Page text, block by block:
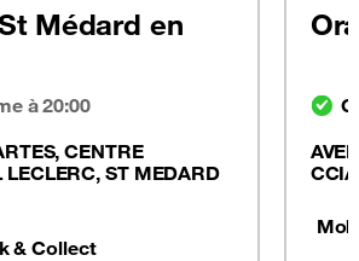
Médard en
à 20:00
CENTRE
ST MEDARD
& Collect